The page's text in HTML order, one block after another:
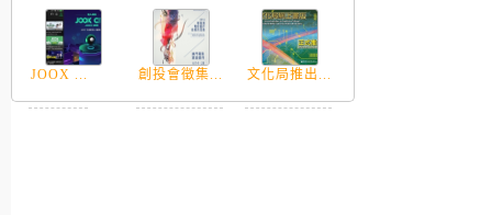
JOOX ... 創投會徵集... 文化局推出...